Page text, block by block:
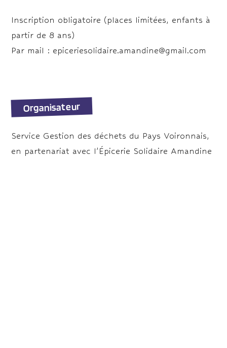
Inscription obligatoire (places limitées, enfants à
partir de 8 ans)
Par mail : epiceriesolidaire.amandine@gmail.com
Organisateur
Service Gestion des déchets du Pays Voironnais,
en partenariat avec l’Épicerie Solidaire Amandine